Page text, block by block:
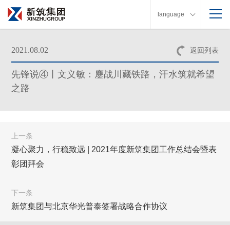
language
返回列表
2021.08.02
先锋说④丨文义敏：鏖战川藏铁路，汗水筑就希望
之路
上一条
凝心聚力，行稳致远 | 2021年度新筑集团工作总结会暨表
彰团拜会
下一条
新筑集团与北京华光普泰签署战略合作协议